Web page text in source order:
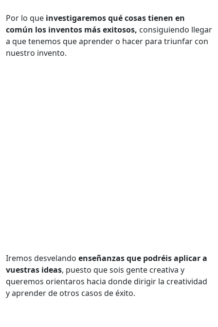
Por lo que investigaremos qué cosas tienen en
común los inventos más exitosos, consiguiendo llegar
a que tenemos que aprender o hacer para triunfar con
nuestro invento.
Iremos desvelando enseñanzas que podréis aplicar a
vuestras ideas, puesto que sois gente creativa y
queremos orientaros hacia donde dirigir la creatividad
y aprender de otros casos de éxito.